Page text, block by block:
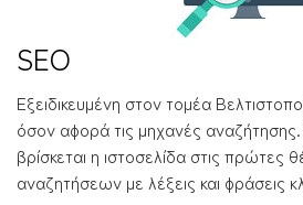
SEO
Εξειδικευμένη στον τομέα
όσον αφορά τις μηχανές
βρίσκεται η ιστοσελίδα στις πρώτες
αναζητήσεων με λέξεις και φράσεις